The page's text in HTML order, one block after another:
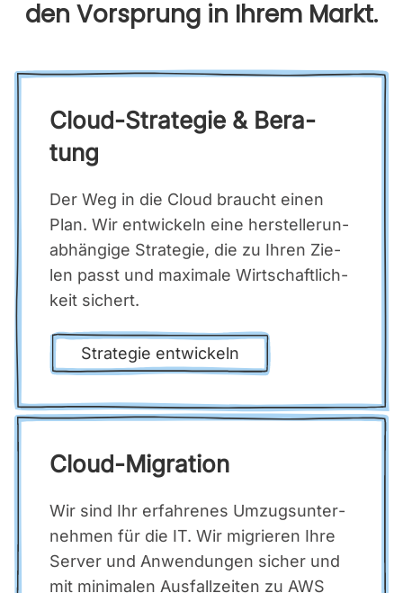
den Vor­sprung in Ihrem Markt.
Cloud-Stra­te­gie & Bera­
tung
Der Weg in die Cloud braucht einen
Plan. Wir ent­wi­ckeln eine her­stel­ler­un­
ab­hän­gi­ge Stra­te­gie, die zu Ihren Zie­
len passt und maxi­ma­le Wirt­schaft­lich­
keit sichert.
Stra­te­gie ent­wi­ckeln
Cloud-Migra­ti­on
Wir sind Ihr erfah­re­nes Umzugs­un­ter­
neh­men für die IT. Wir migrie­ren Ihre
Ser­ver und Anwen­dun­gen sicher und
mit mini­ma­len Aus­fall­zei­ten zu AWS